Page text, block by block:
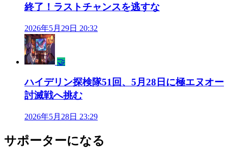
終了！ラストチャンスを逃すな
2026年5月29日 20:32
🤝
ハイデリン探検隊51回、5月28日に極エヌオー
討滅戦へ挑む
2026年5月28日 23:29
サポーターになる